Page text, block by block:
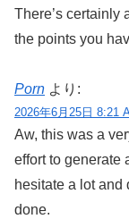
There’s certainly
the points you
Porn より:
2026年6月25日 8:21
Aw, this was a
effort to generate
hesitate a lot and
done.